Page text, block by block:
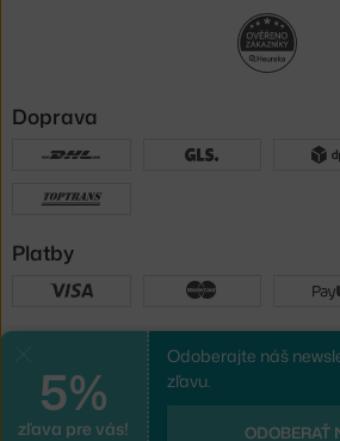
5%
zľava pre vás!
Odoberajte náš
zľavu.
ODOBERAŤ
Doprava
Platby
Sme tu pre vás
e-shop na